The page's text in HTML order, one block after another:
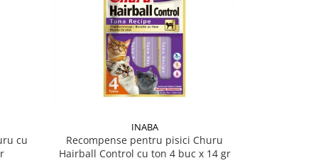
cu
INABA
Recompense pentru pisici Churu
Hairball Control cu ton 4 buc x 14 gr